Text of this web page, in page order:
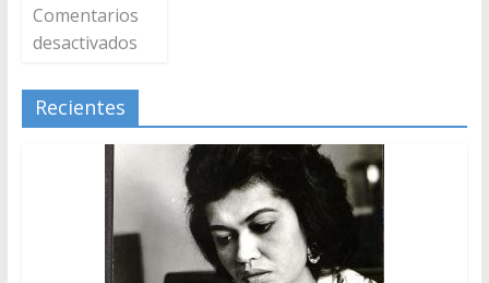
Comentarios
desactivados
Recientes